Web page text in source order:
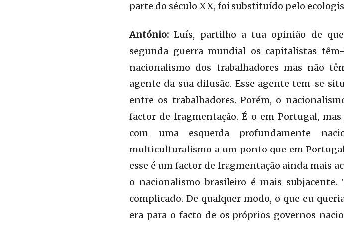
parte do século XX, foi substituído pelo
António: Luís, partilho a tua opinião de
segunda guerra mundial os capitalistas
nacionalismo dos trabalhadores mas não
agente da sua difusão. Esse agente tem-se
entre os trabalhadores. Porém, o
factor de fragmentação. É-o em Portugal,
com uma esquerda profundamente
multiculturalismo a um ponto que em
esse é um factor de fragmentação ainda mais
o nacionalismo brasileiro é mais
complicado. De qualquer modo, o que eu
era para o facto de os próprios governos